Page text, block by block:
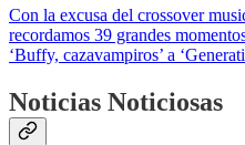
Con la excusa del crossover
recordamos 39 grandes
‘Buffy, cazavampiros’ a
Noticias Noticiosas